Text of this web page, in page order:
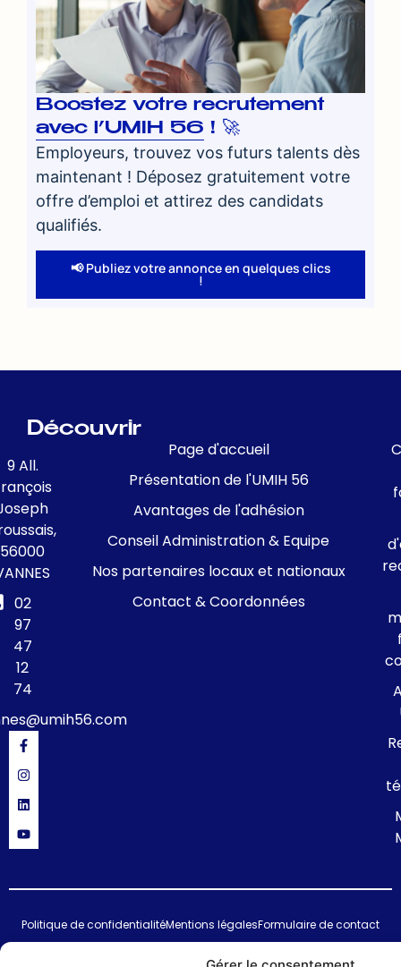
Boostez votre recrutement
avec l’UMIH 56 ! 🚀
Employeurs, trouvez vos futurs talents dès
maintenant ! Déposez gratuitement votre
offre d’emploi et attirez des candidats
qualifiés.
📢 Publiez votre annonce en quelques clics
!
9 All.
56000
02
97
47
12
74
Découvrir
Page d'accueil
Présentation de l'UMIH 56
Avantages de l'adhésion
Conseil Administration & Equipe
Nos partenaires locaux et nationaux
Contact & Coordonnées
© 2024 UMIH 56 : Union des Métiers et des Industries de l'Hôtellerie du
Politique de confidentialitéMentions légalesFormulaire de contact